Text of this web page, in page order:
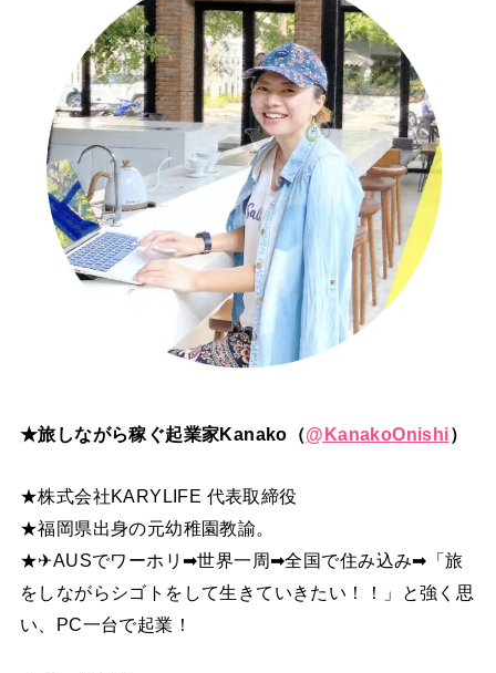
★旅しながら稼ぐ起業家Kanako（@KanakoOnishi）
★株式会社KARYLIFE 代表取締役
★福岡県出身の元幼稚園教諭。
★✈AUSでワーホリ➡世界一周➡全国で住み込み➡「旅
をしながらシゴトをして生きていきたい！！」と強く思
い、PC一台で起業！